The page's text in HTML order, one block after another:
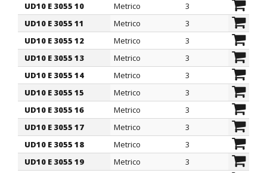
UD10 E 3055 10
Metrico 3
UD10 E 3055 11
Metrico 3
UD10 E 3055 12
Metrico 3
UD10 E 3055 13
Metrico 3
UD10 E 3055 14
Metrico 3
UD10 E 3055 15
Metrico 3
UD10 E 3055 16
Metrico 3
UD10 E 3055 17
Metrico 3
UD10 E 3055 18
Metrico 3
UD10 E 3055 19
Metrico 3